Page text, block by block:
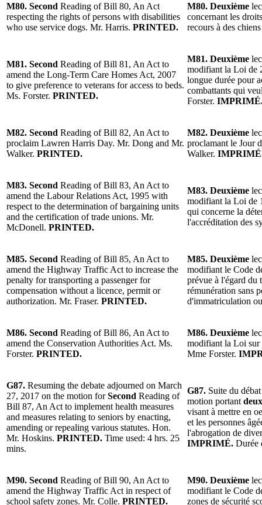
M80. Second Reading of Bill 80, An Act
respecting the rights of persons with disabilities
who use service dogs. Mr. Harris. PRINTED.
M80. Deuxième
concernant les
recours à des
M81. Second Reading of Bill 81, An Act to
amend the Long-Term Care Homes Act, 2007
to give preference to veterans for access to beds.
Ms. Forster. PRINTED.
M81. Deuxième
modifiant la Loi de
longue durée pour
combattants qui
Forster.
M82. Second Reading of Bill 82, An Act to
proclaim Lawren Harris Day. Mr. Dong and Mr.
Walker. PRINTED.
M82. Deuxième
proclamant le Jour
Walker.
M83. Second Reading of Bill 83, An Act to
amend the Labour Relations Act, 1995 with
respect to the determination of bargaining units
and the certification of trade unions. Mr.
McDonell. PRINTED.
M83. Deuxième
modifiant la Loi de
qui concerne la
l'accréditation des
M85. Second Reading of Bill 85, An Act to
amend the Highway Traffic Act to increase the
penalty for transporting a passenger for
compensation without a licence, permit or
authorization. Mr. Fraser. PRINTED.
M85. Deuxième
modifiant le Code
prévue à l'égard du
rémunération sans
d'immatriculation
M86. Second Reading of Bill 86, An Act to
amend the Conservation Authorities Act. Ms.
Forster. PRINTED.
M86. Deuxième
modifiant la Loi sur
Mme Forster.
G87. Resuming the debate adjourned on March
27, 2017 on the motion forSecond Reading of
Bill 87, An Act to implement health measures
and measures relating to seniors by enacting,
amending or repealing various statutes. Hon.
Mr. Hoskins. PRINTED. Time used: 4 hrs. 25
mins.
G87. Suite du
motion portant
visant à mettre en
et les personnes
l'abrogation de
IMPRIMÉ. Durée
M90. Second Reading of Bill 90, An Act to
amend the Highway Traffic Act in respect of
school safety zones. Mr. Colle. PRINTED.
M90. Deuxième
modifiant le Code
zones de sécurité